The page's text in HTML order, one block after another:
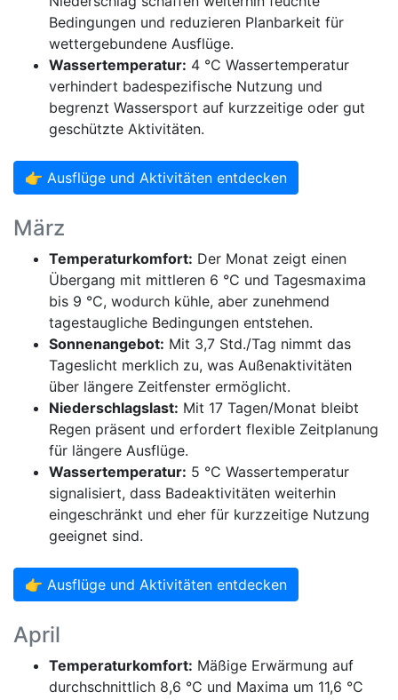
Bedingungen und reduzieren Planbarkeit für
wettergebundene Ausflüge.
Wassertemperatur: 4 °C Wassertemperatur
verhindert badespezifische Nutzung und
begrenzt Wassersport auf kurzzeitige oder gut
geschützte Aktivitäten.
👉 Ausflüge und Aktivitäten entdecken
März
Temperaturkomfort: Der Monat zeigt einen
Übergang mit mittleren 6 °C und Tagesmaxima
bis 9 °C, wodurch kühle, aber zunehmend
tagestaugliche Bedingungen entstehen.
Sonnenangebot: Mit 3,7 Std./Tag nimmt das
Tageslicht merklich zu, was Außenaktivitäten
über längere Zeitfenster ermöglicht.
Niederschlagslast: Mit 17 Tagen/Monat bleibt
Regen präsent und erfordert flexible Zeitplanung
für längere Ausflüge.
Wassertemperatur: 5 °C Wassertemperatur
signalisiert, dass Badeaktivitäten weiterhin
eingeschränkt und eher für kurzzeitige Nutzung
geeignet sind.
👉 Ausflüge und Aktivitäten entdecken
April
Temperaturkomfort: Mäßige Erwärmung auf
durchschnittlich 8,6 °C und Maxima um 11,6 °C